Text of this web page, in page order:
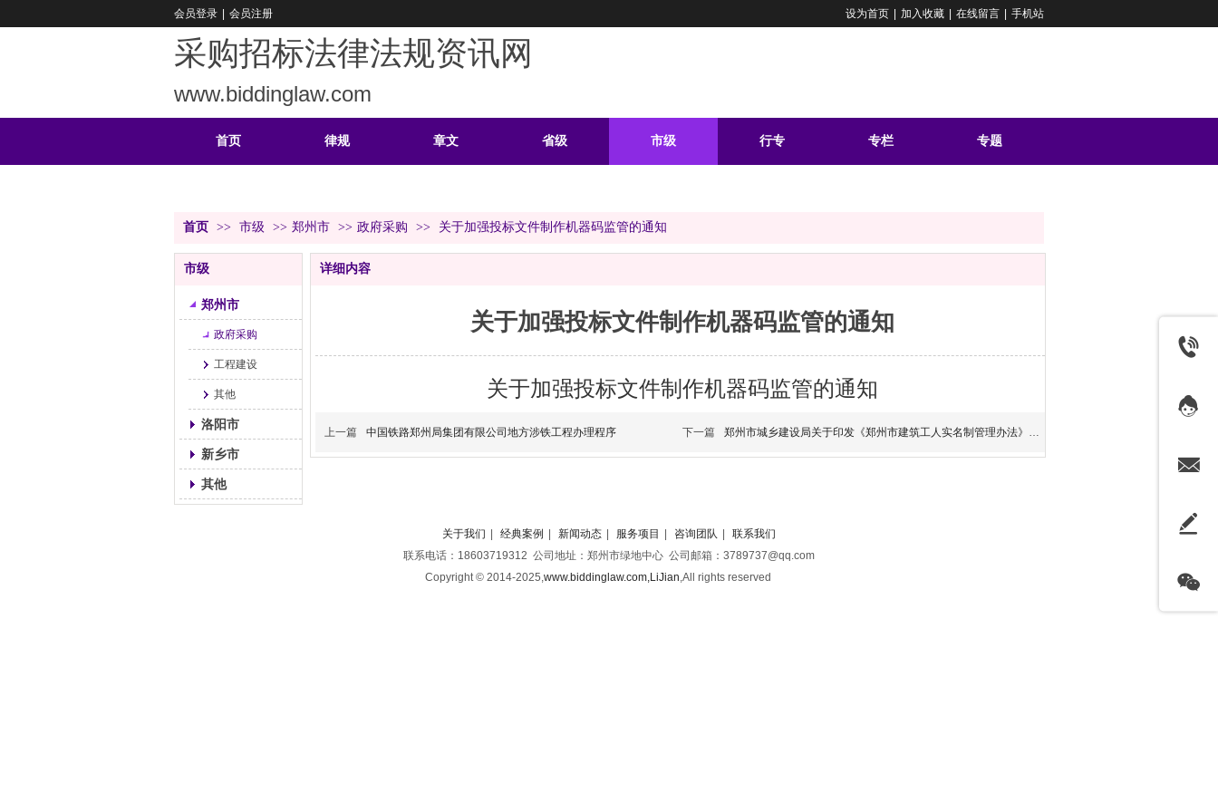
采购招标法律法规资讯网
www.biddinglaw.com
会员登录 会员注册 设为首页 加入收藏 在线留言 手机站
首页 律规 章文 省级 市级 行专 专栏 专题
首页 >> 市级 >> 郑州市 >> 政府采购 >> 关于加强投标文件制作机器码监管的通知
市级
郑州市
政府采购
工程建设
其他
洛阳市
新乡市
其他
详细内容
关于加强投标文件制作机器码监管的通知
关于加强投标文件制作机器码监管的通知
上一篇 中国铁路郑州局集团有限公司地方涉铁工程办理程序 下一篇 郑州市城乡建设局关于印发《郑州市建筑工人实名制管理办法》的通
关于我们 经典案例 新闻动态 服务项目 咨询团队
联系我们
联系电话：18603719312 公司地址：郑州市绿地中心 公司邮箱：3789737@qq.com
Copyright © 2014-2025,www.biddinglaw.com,LiJian,All rights reserved